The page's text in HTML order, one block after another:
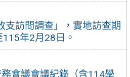
支訪問調查」，實地訪查期
年2月28日。
會議會議紀錄（含114學